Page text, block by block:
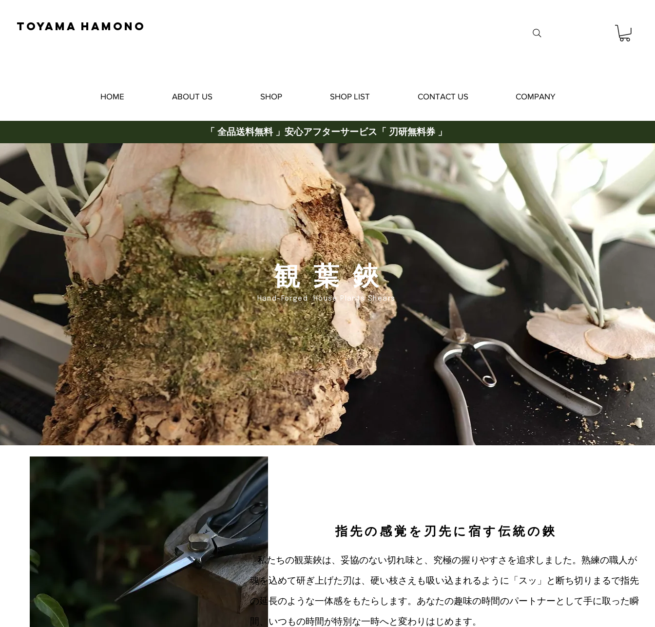
TOYAMA HAMONO
HOME ABOUT US SHOP SHOP LIST CONTACT US COMPANY
「 全品送料無料 」 安心アフターサービス「 刃研無料券 」
​観 葉 鋏
Hand-ForgedHouse Plants Shears
指先の感覚を刃先に宿す伝統の鋏
私たちの観葉鋏は、妥協のない切れ味と、究極の握りやすさを追求しました。熟練の職人が
魂を込めて研ぎ上げた刃は、硬い枝さえも吸い込まれるように「スッ」と断ち切りまるで指先
の延長のような一体感をもたらします。あなたの趣味の時間のパートナーとして手に取った瞬
間、いつもの時間が特別な一時へと変わりはじめます。